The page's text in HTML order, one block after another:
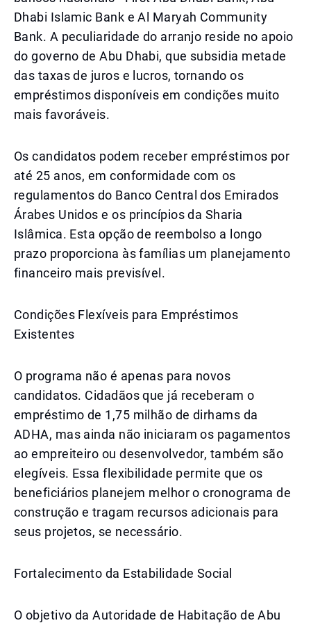
Dhabi Islamic Bank e Al Maryah Community
Bank. A peculiaridade do arranjo reside no apoio
do governo de Abu Dhabi, que subsidia metade
das taxas de juros e lucros, tornando os
empréstimos disponíveis em condições muito
mais favoráveis.
Os candidatos podem receber empréstimos por
até 25 anos, em conformidade com os
regulamentos do Banco Central dos Emirados
Árabes Unidos e os princípios da Sharia
Islâmica. Esta opção de reembolso a longo
prazo proporciona às famílias um planejamento
financeiro mais previsível.
Condições Flexíveis para Empréstimos
Existentes
O programa não é apenas para novos
candidatos. Cidadãos que já receberam o
empréstimo de 1,75 milhão de dirhams da
ADHA, mas ainda não iniciaram os pagamentos
ao empreiteiro ou desenvolvedor, também são
elegíveis. Essa flexibilidade permite que os
beneficiários planejem melhor o cronograma de
construção e tragam recursos adicionais para
seus projetos, se necessário.
Fortalecimento da Estabilidade Social
O objetivo da Autoridade de Habitação de Abu